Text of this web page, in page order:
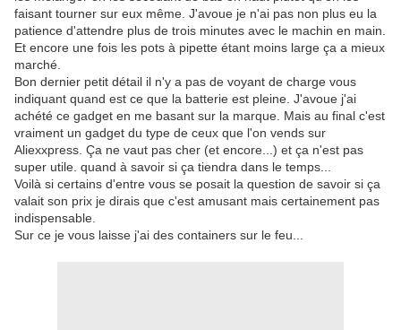
faisant tourner sur eux même. J'avoue je n'ai pas non plus eu la
patience d'attendre plus de trois minutes avec le machin en main.
Et encore une fois les pots à pipette étant moins large ça a mieux
marché.
Bon dernier petit détail il n'y a pas de voyant de charge vous
indiquant quand est ce que la batterie est pleine. J'avoue j'ai
achété ce gadget en me basant sur la marque. Mais au final c'est
vraiment un gadget du type de ceux que l'on vends sur
Aliexxpress. Ça ne vaut pas cher (et encore...) et ça n'est pas
super utile. quand à savoir si ça tiendra dans le temps...
Voilà si certains d'entre vous se posait la question de savoir si ça
valait son prix je dirais que c'est amusant mais certainement pas
indispensable.
Sur ce je vous laisse j'ai des containers sur le feu...